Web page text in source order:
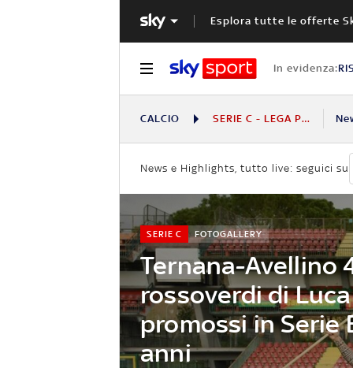
Esplora tutte le offerte
In evidenza:
CALCIO SERIE C - LEGA PRO
News e Highlights, tutto live: seguici su
Ternana-Avellino
rossoverdi di
promossi in Serie
anni
SERIE C FOTOGALLERY